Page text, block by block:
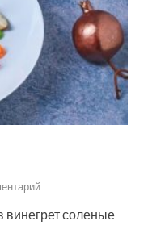
винегрет соленые